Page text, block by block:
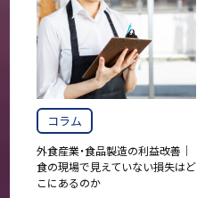
制度 ( 5)
サプライチェーン (
業務効率 (
ECサイト (1)
コラム
外食産業・食品製造の利益改善｜
食の現場で見えていない損失はど
こにあるのか